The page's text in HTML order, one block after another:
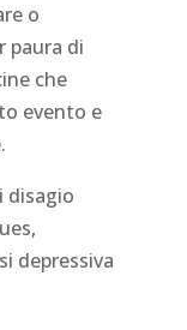
o
paura di
che
evento e
disagio
depressiva